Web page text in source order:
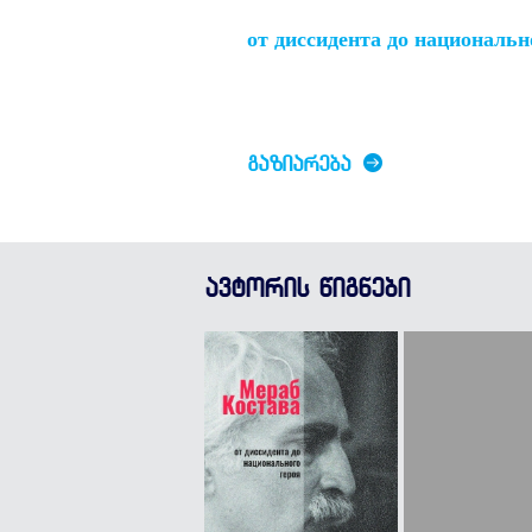
от диссидента до
ᲒᲐᲖᲘᲐᲠᲔᲑᲐ
ავტორის წიგნები